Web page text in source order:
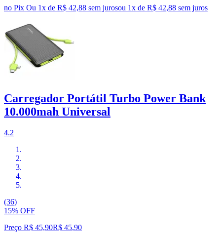
no Pix Ou 1x de R$ 42,88 sem jurosou 1x de R$ 42,88 sem juros
Carregador Portátil Turbo Power Bank
10.000mah Universal
4.2
(36)
15% OFF
Preço R$ 45,90R$ 45,90